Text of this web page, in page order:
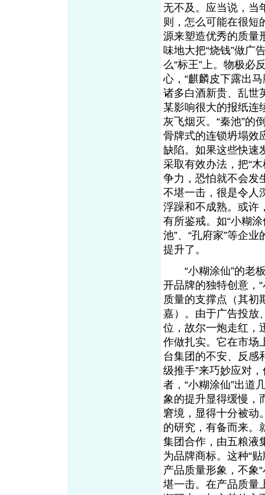
无不及。应当说，当
则，怎么可能在很短
源来塑造优秀的质量
味地大把“烧钱”做广
么“标王”上。物极必
心，“麒麟皮下露出
诸多白酒新贵、乱世
某影响很大的报纸连
灰飞烟灭。“秦池”的
骨牌式的连锁坍塌效
缺陷。如果这些快速
采取有效办法，把“
争力，恐怕就不会发
不堪一击，很是令人
浮躁和不成熟。或许
有所鉴戒。如“小糊
池”、“孔府家”等企
提升了。
“小糊涂仙”的老板
开品牌的独特创意，
质量的支撑点（其初
嘉）。由于广告投放
位，故尔一炮走红，
作做扎实。它在市场
台集团的不安、反感
级推手”来巧妙应对
者，“小糊涂仙”出道
象的提升显得缓慢，
窘境，显得十分被动
的研究，有备而来。
集团合作，由五粮液
为品牌商标。这种“
产品质量形象，不象
堪一击。在产品质量